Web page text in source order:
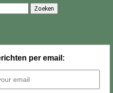
Zoeken
per email: